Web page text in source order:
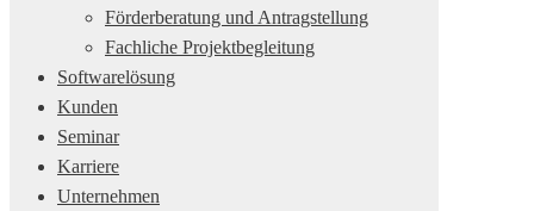
Förderberatung und Antragstellung
Fachliche Projektbegleitung
Softwarelösung
Kunden
Seminar
Karriere
Unternehmen